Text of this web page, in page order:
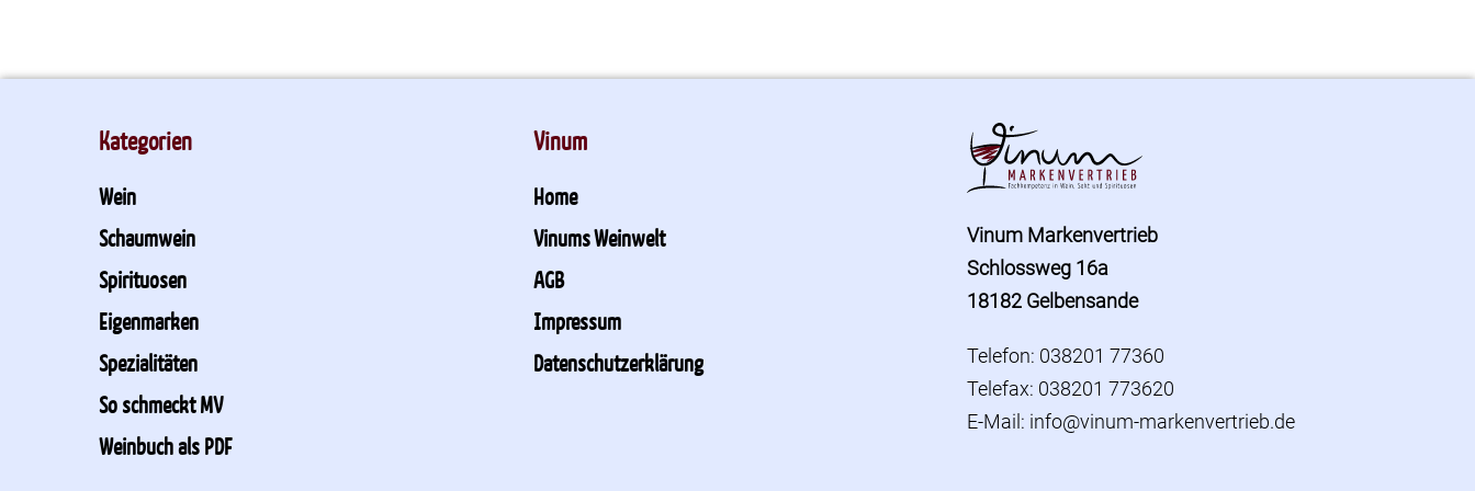
Kategorien
Wein
Schaumwein
Spirituosen
Eigenmarken
Spezialitäten
So schmeckt MV
Weinbuch als PDF
Vinum
Home
Vinums Weinwelt
AGB
Impressum
Datenschutzerklärung
Vinum Markenvertrieb
Schlossweg 16a
18182 Gelbensande
Telefon: 038201 77360
Telefax: 038201 773620
E-Mail: info@vinum-markenvertrieb.de